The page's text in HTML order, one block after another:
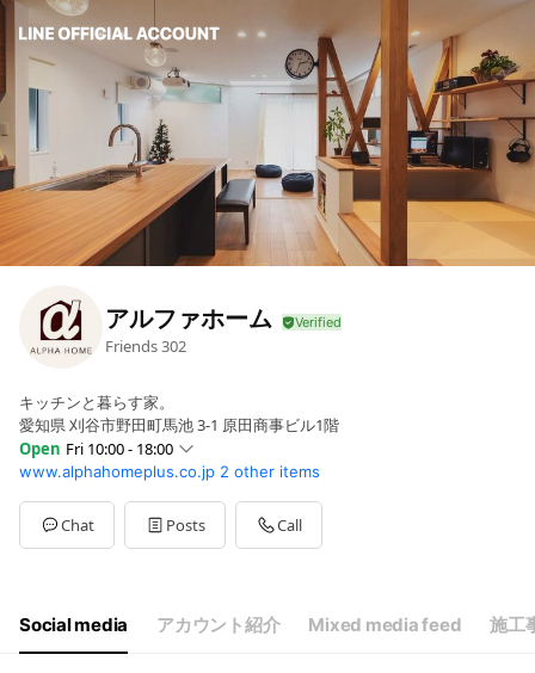
アルファホーム
Friends302
キッチンと暮らす家。
愛知県 刈谷市野田町馬池 3-1 原田商事ビル1階
Open Fri 10:00 - 18:00
Sun10:00 - 18:00
Mon10:00 - 18:00
Tue10:00 - 18:00
WedClosed
10:00 - 18:00
定休日：水曜日
www.alphahomeplus.co.jp 2 other items
Chat Posts Call
Social media アカウント紹介 Mixed media feed 施工